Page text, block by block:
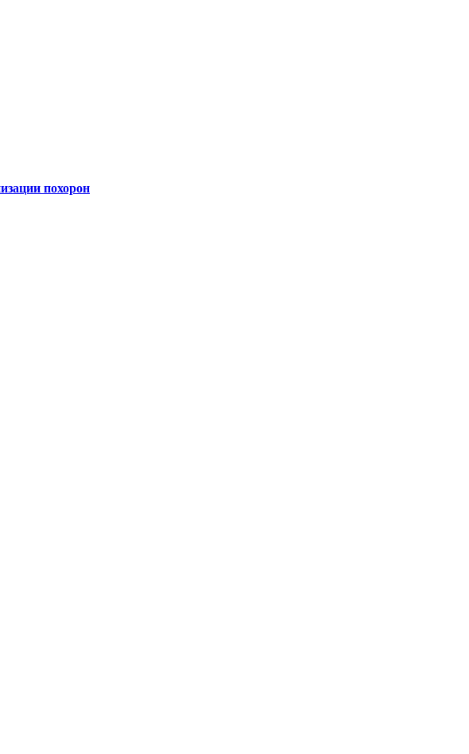
похорон